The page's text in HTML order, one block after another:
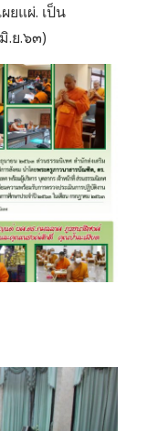
ยแผ่. เป็น
.ย.๖๓)